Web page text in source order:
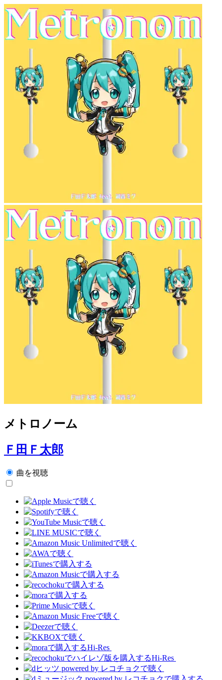
メトロノーム
Ｆ田Ｆ太郎
曲を視聴
Hi-Res
Hi-Res